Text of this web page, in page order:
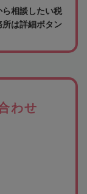
相談したい税
は詳細ボタン
わせ